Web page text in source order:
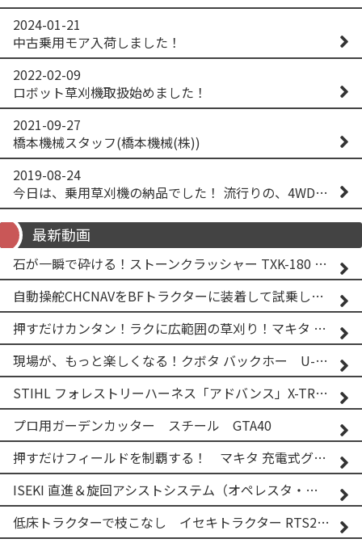
2024-01-21
中古乗用モア入荷しました！
2022-02-09
ロボット草刈機取扱始めました！
2021-09-27
橋本機械スタッフ(橋本機械(株))
2019-08-24
今日は、乗用草刈機の納品でした！ 流行りの、4WD！ #イセキアグリ #オーレック #四駆 #増税間近
最新動画
石が一瞬で砕ける！ストーンクラッシャー TXK-180 実演
自動操舵CHCNAVをBFトラクターに装着して試乗してみた！！ CHCNAV NX610
押すだけカンタン！ラクに広範囲の草刈り！マキタ バッテリー式草刈り機 MUG001G 2
現場が、もっと楽しくなる！クボタ バックホー U-25-3A
STIHL フォレストリーハーネス「アドバンス」X-TREEm
プロ用ガーデンカッター スチール GTA40
押すだけフィールドを制覇する！ マキタ 充電式グランドトリマー MUG001G
ISEKI 直進＆旋回アシストシステム（オペレスタ・ターン）搭載 イセキ 乗用田植機 PRJ8D-ZJL
低床トラクターで枝こなし イセキトラクター RTS205NS & フレールモア FNC1202F